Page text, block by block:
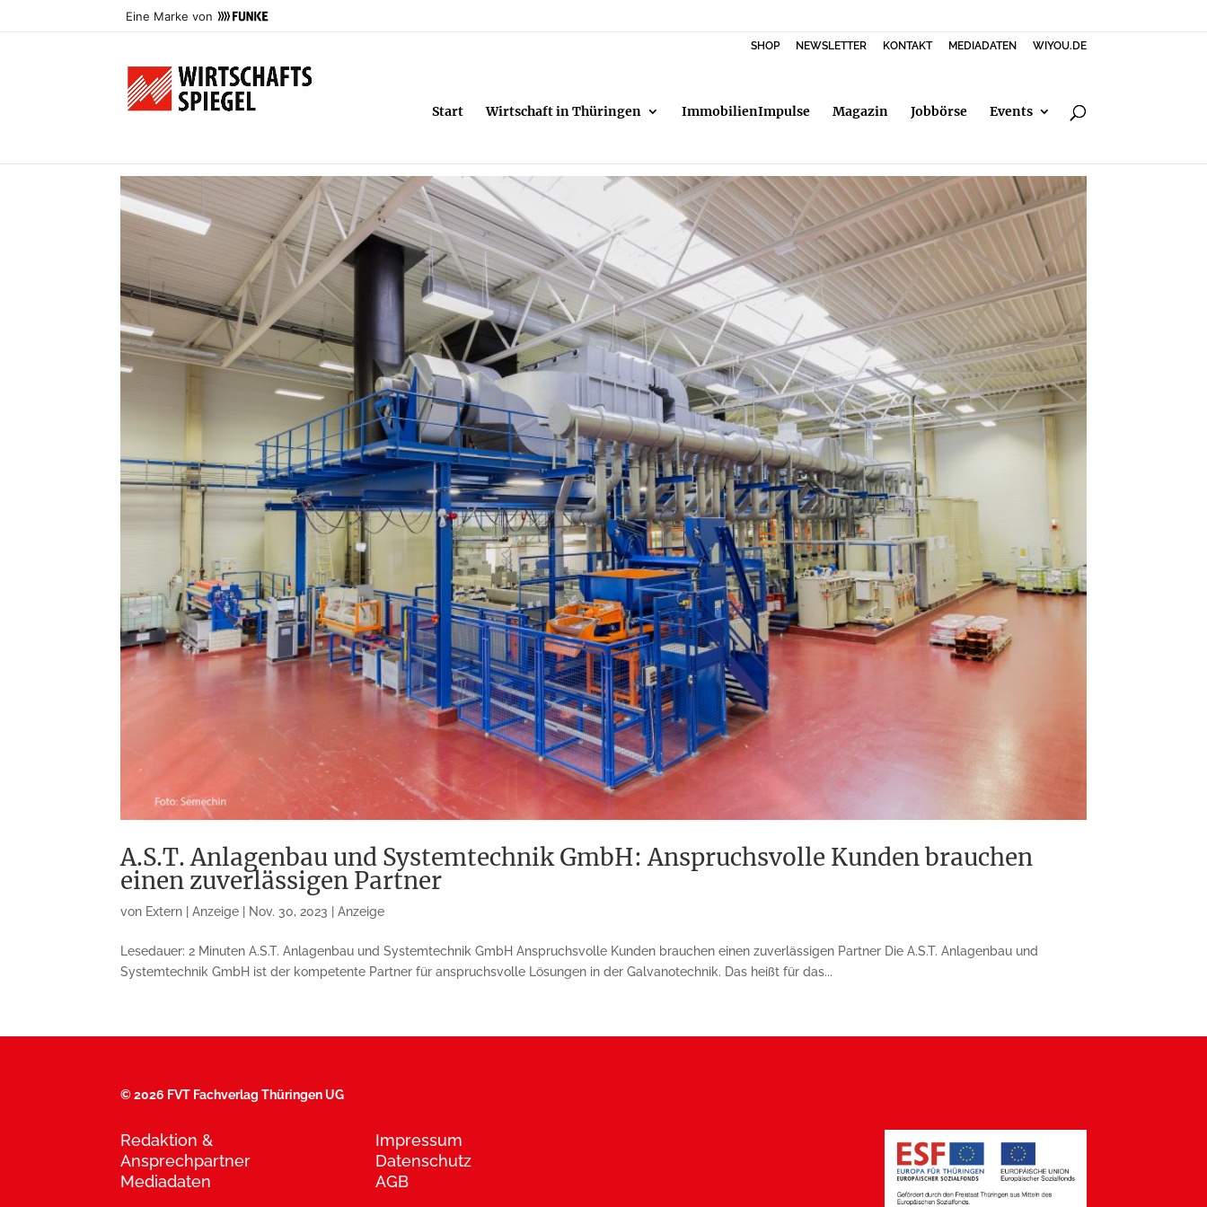
Eine Marke von
SHOP NEWSLETTER KONTAKT MEDIADATEN WIYOU.DE
Start Wirtschaft in Thüringen ImmobilienImpulse Magazin Jobbörse Events
A.S.T. Anlagenbau und Systemtechnik GmbH: Anspruchsvolle Kunden brauchen
einen zuverlässigen Partner
von Extern | Anzeige Nov. 30, 2023 |Anzeige
Lesedauer: 2 Minuten A.S.T. Anlagenbau und Systemtechnik GmbH Anspruchsvolle Kunden brauchen einen zuverlässigen Partner Die A.S.T. Anlagenbau und
Systemtechnik GmbH ist der kompetente Partner für anspruchsvolle Lösungen in der Galvanotechnik. Das heißt für das...
©2026 FVT Fachverlag Thüringen UG
Redaktion &
Ansprechpartner
Mediadaten
Impressum
Datenschutz
AGB